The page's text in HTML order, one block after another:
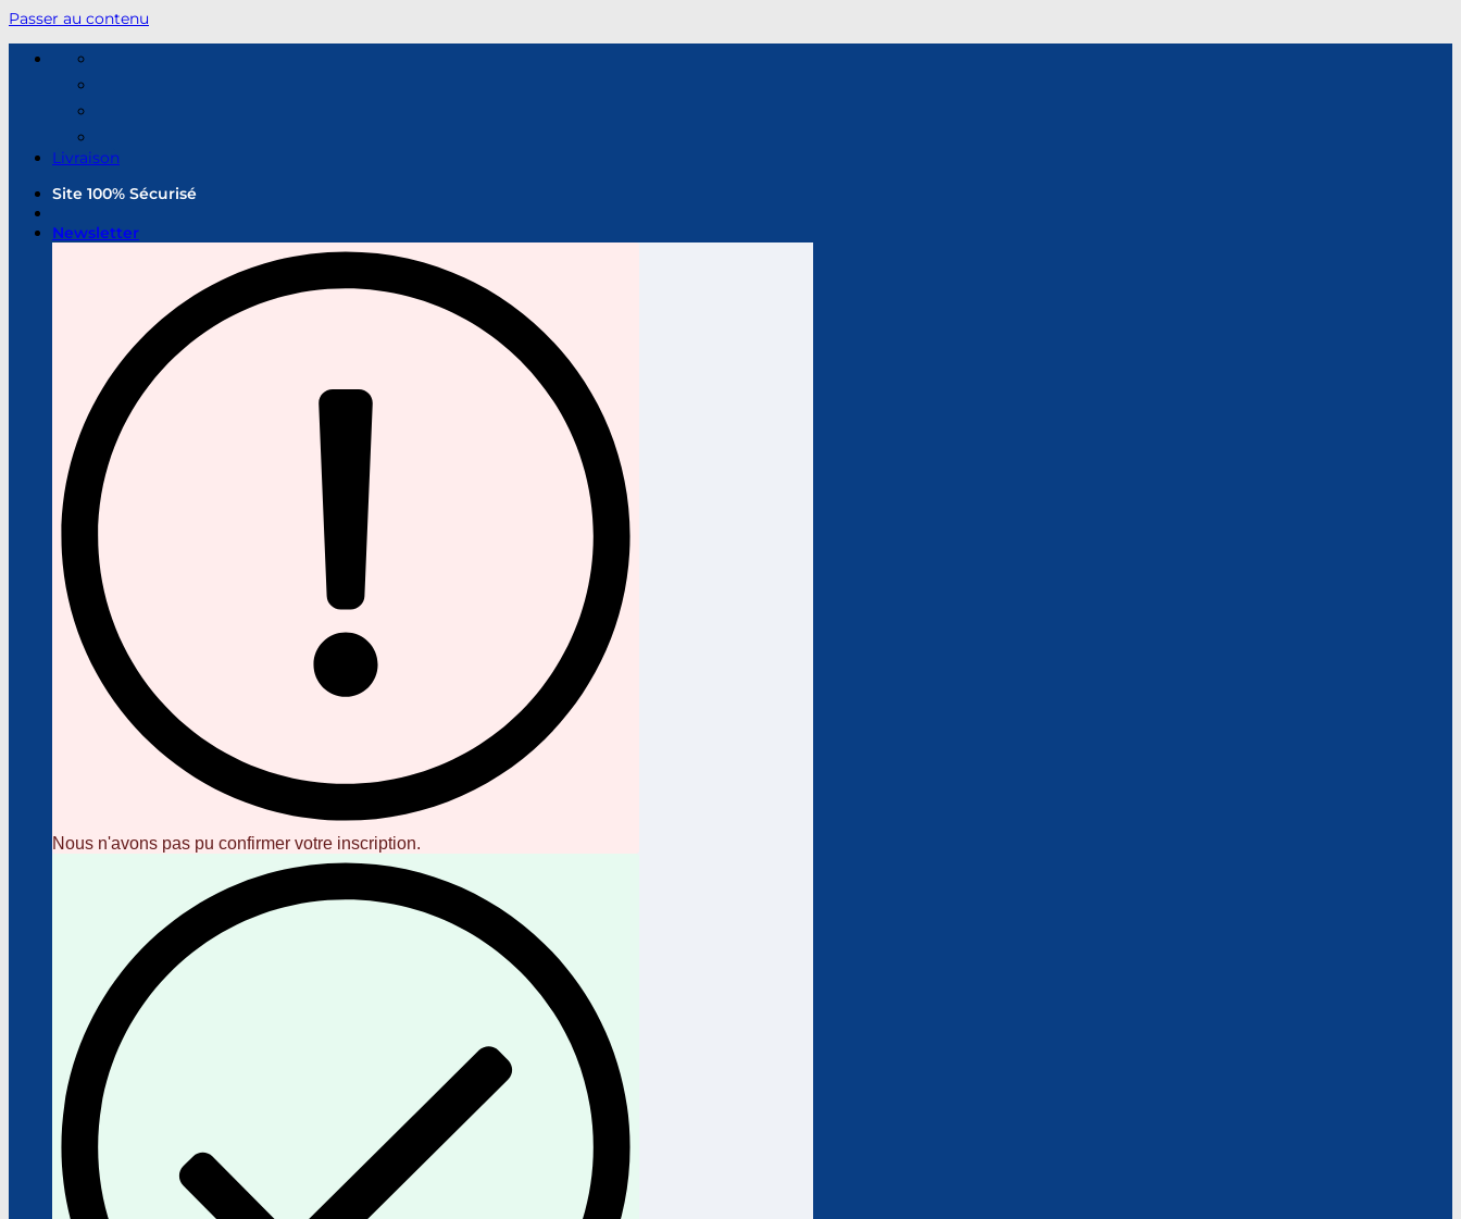
Passer au contenu
Livraison
Site 100% Sécurisé
Newsletter
Nous n'avons pas pu confirmer votre inscription.